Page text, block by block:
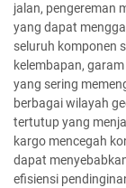
jalan, pengereman
yang dapat
seluruh komponen
kelembapan,
yang sering
berbagai wilayah
tertutup yang
kargo mencegah
dapat
efisiensi